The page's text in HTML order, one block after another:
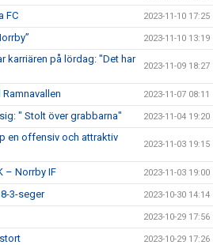
FC 2023-11-10 17:25
2023-11-10 13:19
karriären på lördag: "Det har
2023-11-09 18:27
2023-11-07 08:11
" Stolt över grabbarna" 2023-11-04 19:20
en offensiv och attraktiv
2023-11-03 19:15
– Norrby IF 2023-11-03 19:00
3-seger 2023-10-30 14:14
2023-10-29 17:56
2023-10-29 17:26